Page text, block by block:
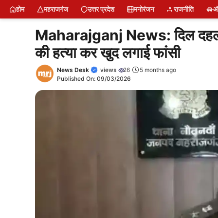
Skip
to
MRJ News में डिजिटल रिपोर्टर बनेंWater BottleAbout
Latest PoatShort NewsNewsSing UpLogin
Naam Jap Counter
होम महराजगंज उत्तर प्रदेश मनोरंजन राजनीति
Maharajganj News: दिल दहला
की हत्या कर खुद लगाई फांसी
News Desk views 26
5 months ago
Published On: 09/03/2026